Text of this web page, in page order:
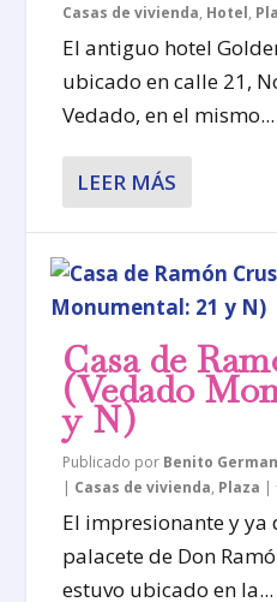
Casas de vivienda, Hotel,
El antiguo hotel
ubicado en calle 21,
Vedado, en el mismo...
LEER MÁS
Casa de
(Vedado
y N)
Publicado por Benito
| Casas de vivienda, Plaza |
El impresionante y ya
palacete de Don
estuvo ubicado en la...